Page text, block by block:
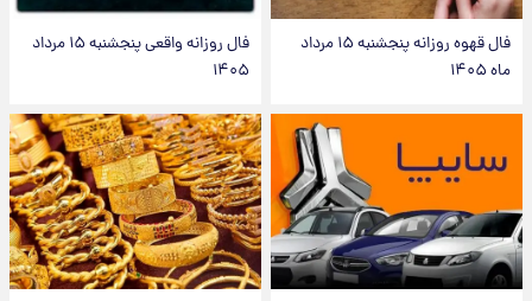
فال قهوه روزانه پنجشنبه ۱۵ مرداد
ماه ۱۴۰۵
فال روزانه واقعی پنجشنبه ۱۵ مرداد
۱۴۰۵